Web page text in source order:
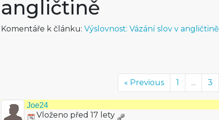
angličtině
Komentáře k článku: Výslovnost: Vázání slov v angličtině
« Previous 1 ... 3
Joe24
Vloženo před 17 lety